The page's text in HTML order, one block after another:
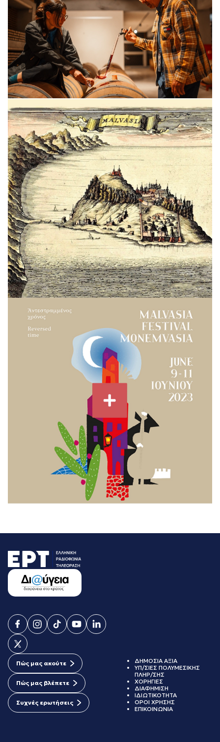
Πώς μας ακούτε
Πώς μας βλέπετε
Συχνές ερωτήσεις
ΔΗΜΟΣΙΑ ΑΞΙΑ
ΥΠ/ΣΙΕΣ ΠΟΛΥΜΕΣΙΚΗΣ
ΠΛΗΡ/ΣΗΣ
ΧΟΡΗΓΙΕΣ
ΔΙΑΦΗΜΙΣΗ
ΙΔΙΩΤΙΚΟΤΗΤΑ
ΟΡΟΙ ΧΡΗΣΗΣ
ΕΠΙΚΟΙΝΩΝΙΑ